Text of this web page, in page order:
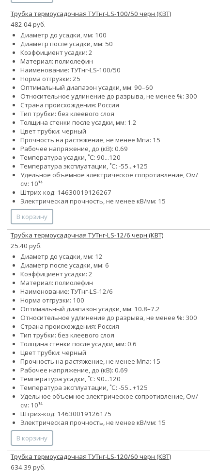
Трубка термоусадочная ТУТнг-LS-100/50 черн (КВТ)
482.04 руб.
Диаметр до усадки, мм: 100
Диаметр после усадки, мм: 50
Коэффициент усадки: 2
Материал: полиолефин
Наименование: ТУТнг-LS-100/50
Норма отгрузки: 25
Оптимальный диапазон усадки, мм: 90–60
Относительное удлинение до разрыва, не менее %: 300
Страна происхождения: Россия
Тип трубки: без клеевого слоя
Толщина стенки после усадки, мм: 1.2
Цвет трубки: черный
Прочность на растяжение, не менее Мпа: 15
Рабочее напряжение, до (кВ): 0.69
Температура усадки, ˚С: 90...120
Температура эксплуатации, ˚С: -55...+125
Удельное объемное электрическое сопротивление, Ом/
см: 10¹⁴
Штрих-код: 14630019126267
Электрическая прочность, не менее кВ/мм: 15
В корзину
Трубка термоусадочная ТУТнг-LS-12/6 черн (КВТ)
25.40 руб.
Диаметр до усадки, мм: 12
Диаметр после усадки, мм: 6
Коэффициент усадки: 2
Материал: полиолефин
Наименование: ТУТнг-LS-12/6
Норма отгрузки: 100
Оптимальный диапазон усадки, мм: 10.8–7.2
Относительное удлинение до разрыва, не менее %: 300
Страна происхождения: Россия
Тип трубки: без клеевого слоя
Толщина стенки после усадки, мм: 0.6
Цвет трубки: черный
Прочность на растяжение, не менее Мпа: 15
Рабочее напряжение, до (кВ): 0.69
Температура усадки, ˚С: 90...120
Температура эксплуатации, ˚С: -55...+125
Удельное объемное электрическое сопротивление, Ом/
см: 10¹⁴
Штрих-код: 14630019126175
Электрическая прочность, не менее кВ/мм: 15
В корзину
Трубка термоусадочная ТУТнг-LS-120/60 черн (КВТ)
634.39 руб.